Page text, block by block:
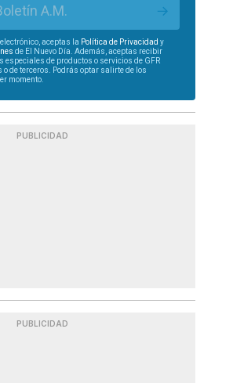
A.M.
aceptas la Política de Privacidad y
de El Nuevo Día. Además, aceptas recibir
especiales de productos o servicios de GFR
de terceros. Podrás optar salirte de los
momento.
PUBLICIDAD
PUBLICIDAD